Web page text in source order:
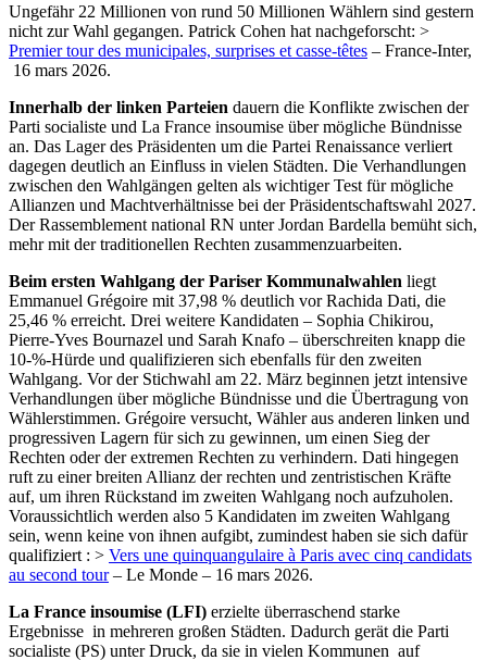
Ungefähr 22 Millionen von rund 50 Millionen Wählern sind gestern
nicht zur Wahl gegangen. Patrick Cohen hat nachgeforscht: >
Premier tour des municipales, surprises et casse-têtes – France-Inter,
16 mars 2026.
Innerhalb der linken Parteien dauern die Konflikte zwischen der
Parti socialiste und La France insoumise über mögliche Bündnisse
an. Das Lager des Präsidenten um die Partei Renaissance verliert
dagegen deutlich an Einfluss in vielen Städten. Die Verhandlungen
zwischen den Wahlgängen gelten als wichtiger Test für mögliche
Allianzen und Machtverhältnisse bei der Präsidentschaftswahl 2027.
Der Rassemblement national RN unter Jordan Bardella bemüht sich,
mehr mit der traditionellen Rechten zusammenzuarbeiten.
Beim ersten Wahlgang der Pariser Kommunalwahlen liegt
Emmanuel Grégoire mit 37,98 % deutlich vor Rachida Dati, die
25,46 % erreicht. Drei weitere Kandidaten – Sophia Chikirou,
Pierre‑Yves Bournazel und Sarah Knafo – überschreiten knapp die
10-%-Hürde und qualifizieren sich ebenfalls für den zweiten
Wahlgang. Vor der Stichwahl am 22. März beginnen jetzt intensive
Verhandlungen über mögliche Bündnisse und die Übertragung von
Wählerstimmen. Grégoire versucht, Wähler aus anderen linken und
progressiven Lagern für sich zu gewinnen, um einen Sieg der
Rechten oder der extremen Rechten zu verhindern. Dati hingegen
ruft zu einer breiten Allianz der rechten und zentristischen Kräfte
auf, um ihren Rückstand im zweiten Wahlgang noch aufzuholen.
Voraussichtlich werden also 5 Kandidaten im zweiten Wahlgang
sein, wenn keine von ihnen aufgibt, zumindest haben sie sich dafür
qualifiziert : > Vers une quinquangulaire à Paris avec cinq candidats
au second tour– Le Monde – 16 mars 2026.
La France insoumise (LFI) erzielte überraschend starke
Ergebnisse in mehreren großen Städten. Dadurch gerät die Parti
socialiste (PS) unter Druck, da sie in vielen Kommunen auf